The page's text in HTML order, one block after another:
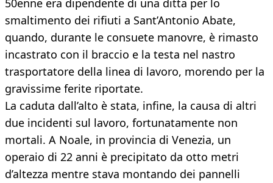
50enne era dipendente di una ditta per lo
smaltimento dei rifiuti a Sant’Antonio Abate,
quando, durante le consuete manovre, è rimasto
incastrato con il braccio e la testa nel nastro
trasportatore della linea di lavoro, morendo per la
gravissime ferite riportate.
La caduta dall’alto è stata, infine, la causa di altri
due incidenti sul lavoro, fortunatamente non
mortali. A Noale, in provincia di Venezia, un
operaio di 22 anni è precipitato da otto metri
d’altezza mentre stava montando dei pannelli